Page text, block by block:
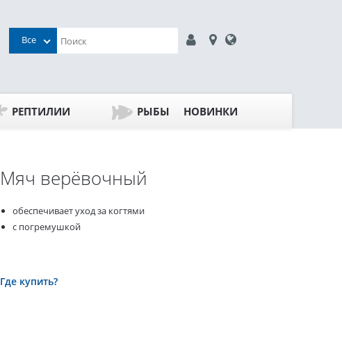
Все
РЕПТИЛИИ РЫБЫ НОВИНКИ
Мяч верёвочный
обеспечивает уход за когтями
с погремушкой
Где купить?